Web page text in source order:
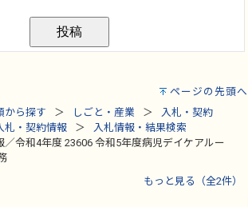
ページの先頭へ
から探す しごと・産業
入札・契約
札・契約情報
入札情報・結果検索
／令和4年度 23606 令和5年度病児デイケアルー
もっと見る（全2件）